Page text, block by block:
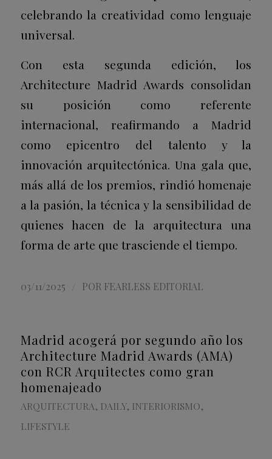
celebrando la creatividad como lenguaje
universal.
Con esta segunda edición, los
Architecture Madrid Awards consolidan
su posición como referente
internacional, reafirmando a Madrid
como epicentro del talento y la
innovación arquitectónica. Una gala que,
más allá de los premios, rindió homenaje
a la pasión, la técnica y la sensibilidad de
quienes hacen de la arquitectura una
forma de arte que trasciende el tiempo.
03/11/2025 POR FEARLESS EDITORIAL
Madrid acogerá por segundo año los
Architecture Madrid Awards (AMA)
con RCR Arquitectes como gran
homenajeado
ARQUITECTURA, DAILY, INTERIORISMO,
LIFESTYLE